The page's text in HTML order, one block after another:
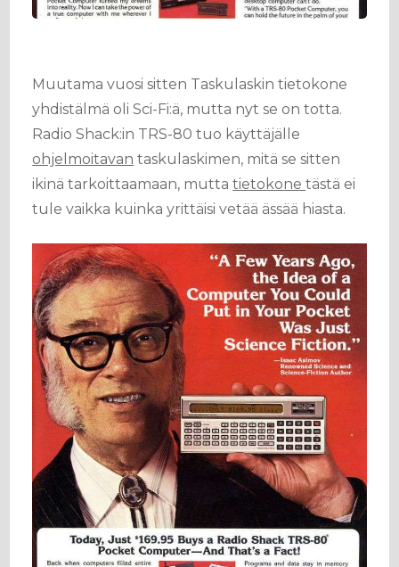
Muutama vuosi sitten Taskulaskin tietokone
yhdistälmä oli Sci-Fi:ä, mutta nyt se on totta.
Radio Shack:in TRS-80 tuo käyttäjälle
ohjelmoitavan taskulaskimen, mitä se sitten
ikinä tarkoittaamaan, muttatietokonetästä ei
tule vaikka kuinka yrittäisi vetää ässää hiasta.